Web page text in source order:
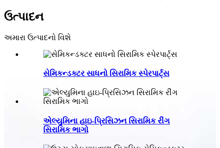
ઉત્પાદન
અમારા ઉત્પાદનો વિશે
સેમિકન્ડક્ટર સાધનો સિરામિક સ્પેરપાર્ટ્સ
એલ્યુમિના હાઇ-પ્રિસિઝન સિરામિક રીંગ
સિરામિક ભાગો